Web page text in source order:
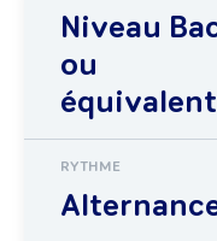
Niveau
ou
équivalent
RYTHME